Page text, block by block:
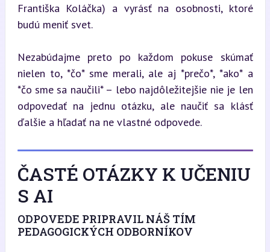
Františka Koláčka) a vyrásť na osobnosti, ktoré
budú meniť svet.
Nezabúdajme preto po každom pokuse skúmať
nielen to, *čo* sme merali, ale aj *prečo*, *ako* a
*čo sme sa naučili* – lebo najdôležitejšie nie je len
odpovedať na jednu otázku, ale naučiť sa klásť
ďalšie a hľadať na ne vlastné odpovede.
ČASTÉ OTÁZKY K UČENIU
S AI
ODPOVEDE PRIPRAVIL NÁŠ TÍM
PEDAGOGICKÝCH ODBORNÍKOV